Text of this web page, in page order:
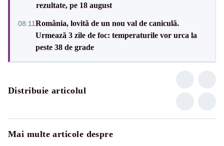
rezultate, pe 18 august
08:11România, lovită de un nou val de caniculă.
Urmează 3 zile de foc: temperaturile vor urca la
peste 38 de grade
Distribuie articolul
Mai multe articole despre